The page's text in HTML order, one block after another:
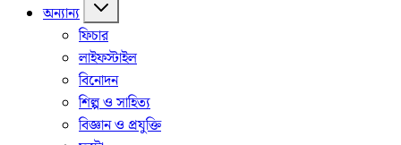
অন্যান্য
ফিচার
লাইফস্টাইল
বিনোদন
শিল্প ও সাহিত্য
বিজ্ঞান ও প্রযুক্তি